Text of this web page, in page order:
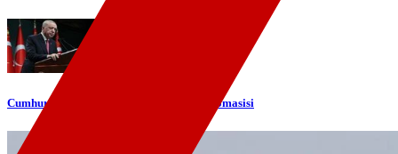
Cumhurbaşkanı Erdoğan'dan telefon diplomasisi